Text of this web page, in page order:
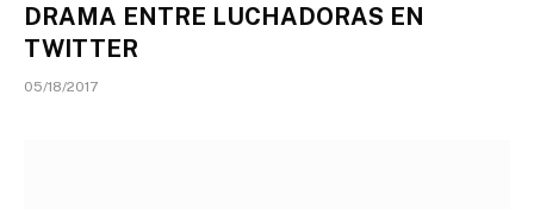
DRAMA ENTRE LUCHADORAS EN
TWITTER
05/18/2017